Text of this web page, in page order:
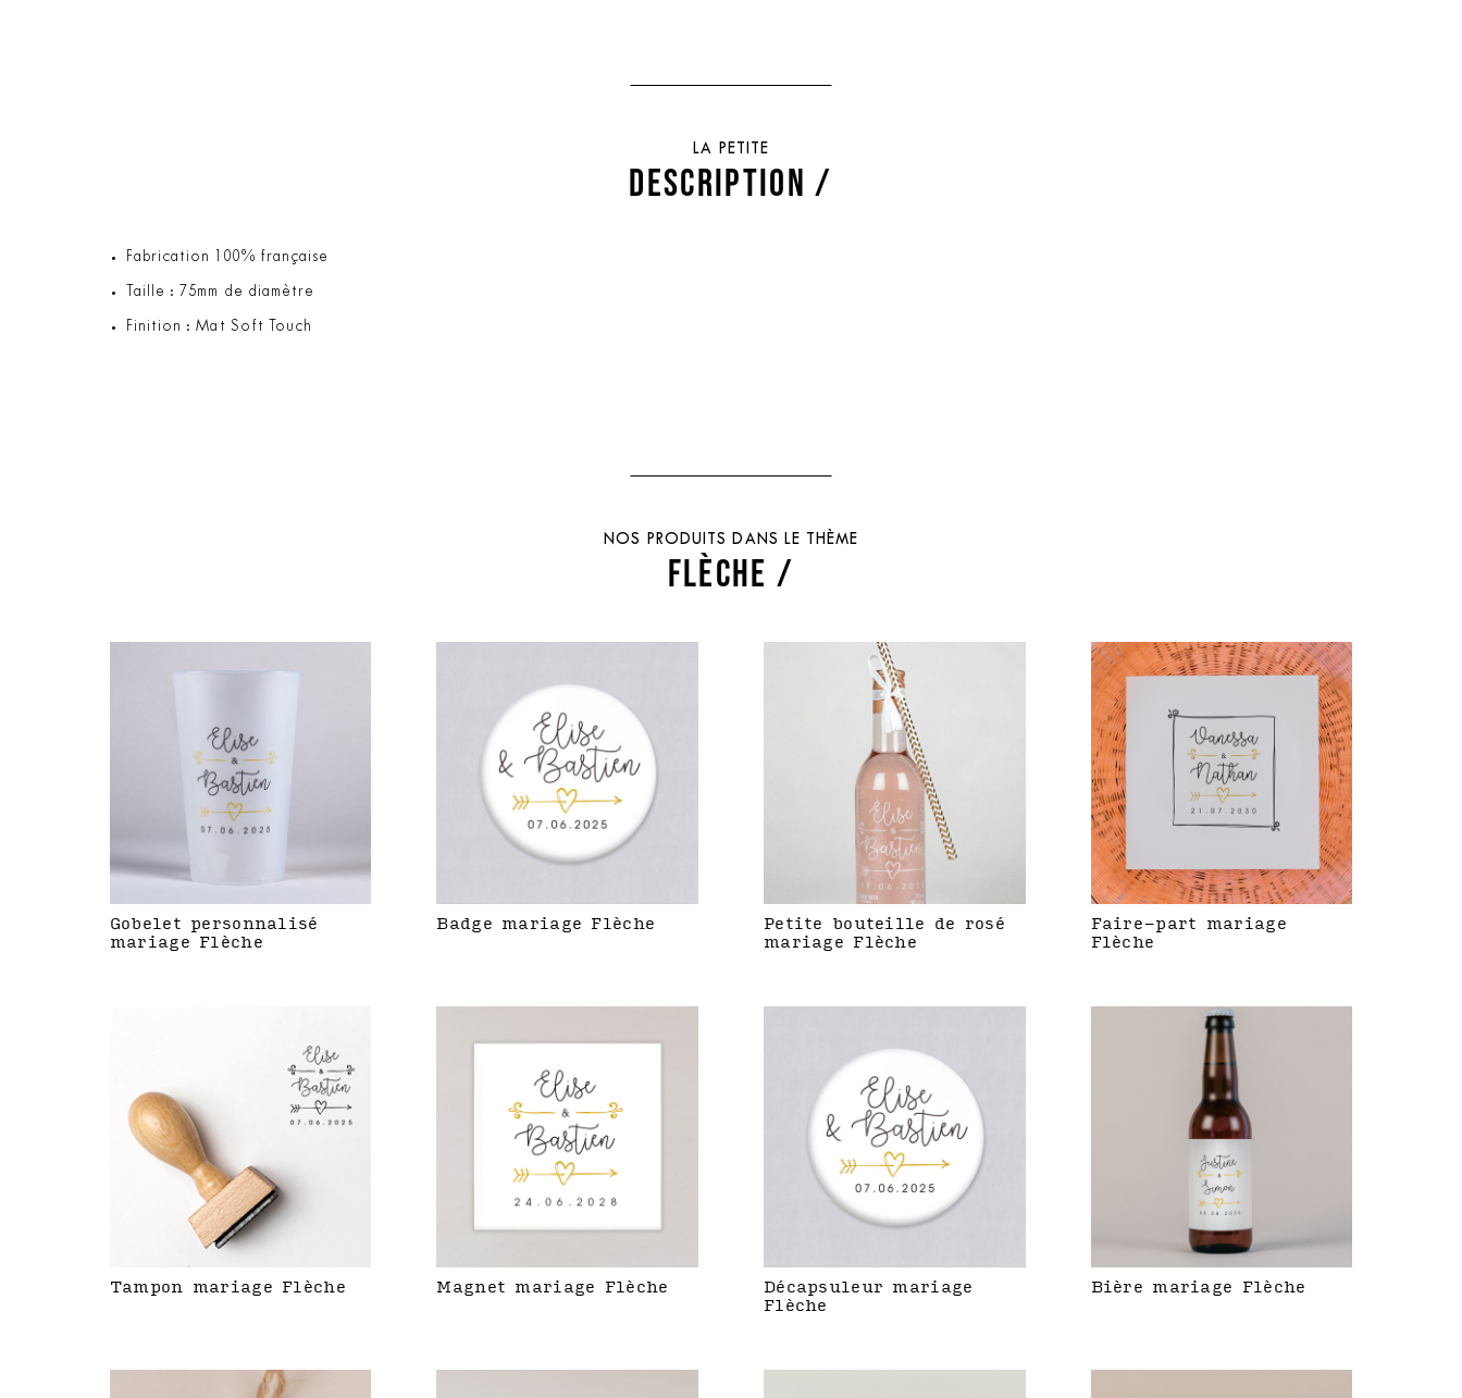
LA PETITE
DESCRIPTION /
Fabrication 100% française
Taille : 75mm de diamètre
Finition : Mat Soft Touch
NOS PRODUITS DANS LE THÈME
FLÈCHE /
Gobelet personnalisé
mariage Flèche
Badge mariage Flèche
Petite bouteille de rosé
mariage Flèche
Faire-part mariage
Flèche
Tampon mariage Flèche Magnet mariage Flèche
Décapsuleur mariage
Flèche
Bière mariage Flèche